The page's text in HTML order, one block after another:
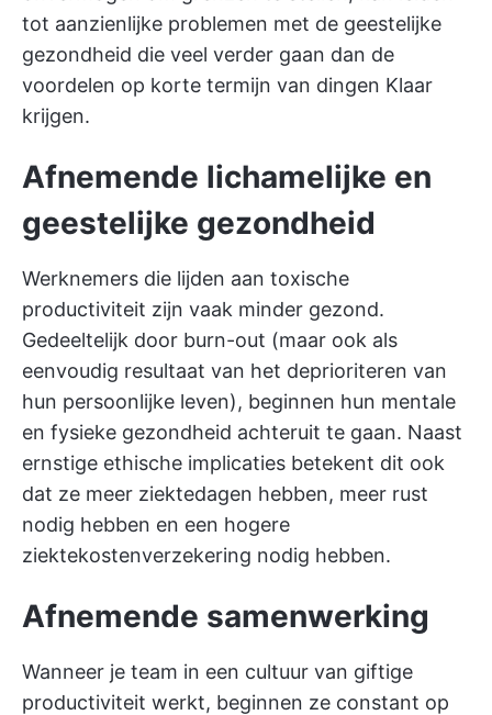
tot aanzienlijke problemen met de geestelijke
gezondheid die veel verder gaan dan de
voordelen op korte termijn van dingen Klaar
krijgen.
Afnemende lichamelijke en
geestelijke gezondheid
Werknemers die lijden aan toxische
productiviteit zijn vaak minder gezond.
Gedeeltelijk door burn-out (maar ook als
eenvoudig resultaat van het deprioriteren van
hun persoonlijke leven), beginnen hun mentale
en fysieke gezondheid achteruit te gaan. Naast
ernstige ethische implicaties betekent dit ook
dat ze meer ziektedagen hebben, meer rust
nodig hebben en een hogere
ziektekostenverzekering nodig hebben.
Afnemende samenwerking
Wanneer je team in een cultuur van giftige
productiviteit werkt, beginnen ze constant op